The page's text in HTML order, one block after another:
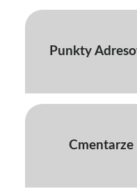
Punkty
Cmentarze